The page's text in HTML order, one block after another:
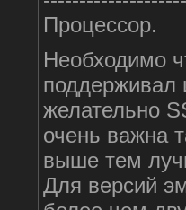
Процессор.
Необходимо
поддерживал
желательно
очень важна
выше тем
Для версий